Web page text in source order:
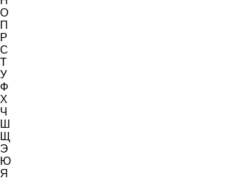
О
П
Р
С
Т
У
Ф
Х
Ч
Ш
Щ
Э
Ю
Я